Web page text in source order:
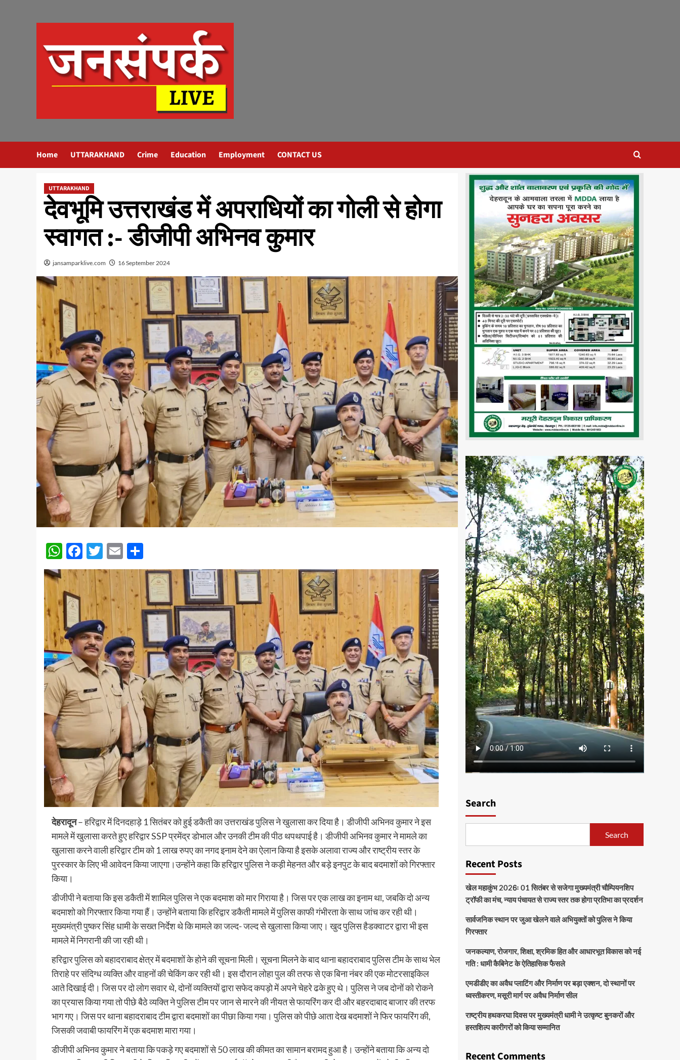
Home UTTARAKHAND Crime Education Employment CONTACT US
UTTARAKHAND
देवभूमि उत्तराखंड में अपराधियों का गोली से होगा
स्वागत :- डीजीपी अभिनव कुमार
jansamparklive.com 16 September 2024
WhatsApp
Facebook
Twitter
Email
देहरादून– हरिद्वार में दिनदहाड़े 1 सितंबर को हुई डकैती का उत्तराखंड पुलिस ने खुलासा कर दिया है। डीजीपी अभिनव कुमार ने इस
मामले में खुलासा करते हुए हरिद्वार SSP प्रमेंद्र डोभाल और उनकी टीम की पीठ थपथपाई है। डीजीपी अभिनव कुमार ने मामले का
खुलासा करने वाली हरिद्वार टीम को 1 लाख रुपए का नगद इनाम देने का ऐलान किया है इसके अलावा राज्य और राष्ट्रीय स्तर के
पुरस्कार के लिए भी आवेदन किया जाएगा।उन्होंने कहा कि हरिद्वार पुलिस ने कड़ी मेहनत और बड़े इनपुट के बाद बदमाशों को गिरफ्तार
किया।
डीजीपी ने बताया कि इस डकैती में शामिल पुलिस ने एक बदमाश को मार गिराया है। जिस पर एक लाख का इनाम था, जबकि दो अन्य
बदमाशो को गिरफ्तार किया गया हैं। उन्होंने बताया कि हरिद्वार डकैती मामले में पुलिस काफी गंभीरता के साथ जांच कर रही थी।
मुख्यमंत्री पुष्कर सिंह धामी के सख्त निर्देश थे कि मामले का जल्द- जल्द से खुलासा किया जाए। खुद पुलिस हैडक्वाटर द्वारा भी इस
मामले में निगरानी की जा रही थी।
हरिद्वार पुलिस को बहादराबाद क्षेत्र में बदमाशों के होने की सूचना मिली। सूचना मिलने के बाद थाना बहादराबाद पुलिस टीम के साथ भेल
तिराहे पर संदिग्ध व्यक्ति और वाहनों की चेकिंग कर रही थी। इस दौरान लोहा पुल की तरफ से एक बिना नंबर की एक मोटरसाइकिल
आते दिखाई दी। जिस पर दो लोग सवार थे, दोनों व्यक्तियों द्वारा सफेद कपड़ो में अपने चेहरे ढके हुए थे। पुलिस ने जब दोनों को रोकने
का प्रयास किया गया तो पीछे बैठे व्यक्ति ने पुलिस टीम पर जान से मारने की नीयत से फायरिंग कर दी और बहरदाबाद बाजार की तरफ
भाग गए। जिस पर थाना बहादराबाद टीम द्वारा बदमाशों का पीछा किया गया। पुलिस को पीछे आता देख बदमाशों ने फिर फायरिंग की,
जिसकी जवाबी फायरिंग में एक बदमाश मारा गया।
डीजीपी अभिनव कुमार ने बताया कि पकड़े गए बदमाशों से 50 लाख की कीमत का सामान बरामद हुआ है। उन्होंने बताया कि अन्य दो
Search
Search
Recent Posts
खेल महाकुंभ 2026ः 01 सितंबर से सजेगा मुख्यमंत्री चौम्पियनशिप
ट्रॉफी का मंच, न्याय पंचायत से राज्य स्तर तक होगा प्रतिभा का प्रदर्शन
सार्वजनिक स्थान पर जुआ खेलने वाले अभियुक्तों को पुलिस ने किया
गिरफ्तार
जनकल्याण, रोजगार, शिक्षा, श्रमिक हित और आधारभूत विकास को नई
गति : धामी कैबिनेट के ऐतिहासिक फैसले
एमडीडीए का अवैध प्लाटिंग और निर्माण पर बड़ा एक्शन, दो स्थानों पर
ध्वस्तीकरण, मसूरी मार्ग पर अवैध निर्माण सील
राष्ट्रीय हथकरघा दिवस पर मुख्यमंत्री धामी ने उत्कृष्ट बुनकरों और
हस्तशिल्प कारीगरों को किया सम्मानित
Recent Comments